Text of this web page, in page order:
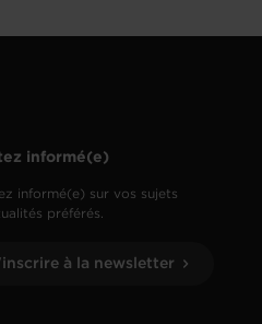
informé(e)
informé(e) sur vos sujets
préférés.
à la newsletter